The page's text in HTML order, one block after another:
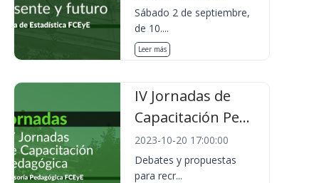
Sábado 2 de septiembre,
de 10....
Leer más
IV Jornadas de
Capacitación Pe...
2023-10-20 17:00:00
Debates y propuestas
para recr...